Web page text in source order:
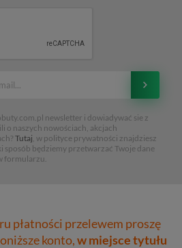
newsletter i dowiadywać sie z
o naszych nowościach, akcjach
Tutaj, w polityce prywatności znajdziesz
sposób będziemy przetwarzać Twoje dane
formularzu.
płatności przelewem proszę
konto,w miejsce tytułu